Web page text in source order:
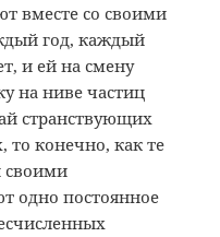
вместе со своими
год, каждый
и ей на смену
на ниве частиц
странствующих
то конечно, как те
своими
одно постоянное